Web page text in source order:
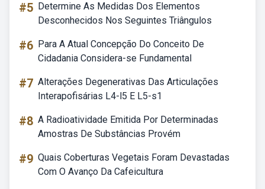
#5 Determine As Medidas Dos Elementos
Desconhecidos Nos Seguintes Triângulos
#6 Para A Atual Concepção Do Conceito De
Cidadania Considera-se Fundamental
#7 Alterações Degenerativas Das Articulações
Interapofisárias L4-l5 E L5-s1
#8 A Radioatividade Emitida Por Determinadas
Amostras De Substâncias Provém
#9 Quais Coberturas Vegetais Foram Devastadas
Com O Avanço Da Cafeicultura